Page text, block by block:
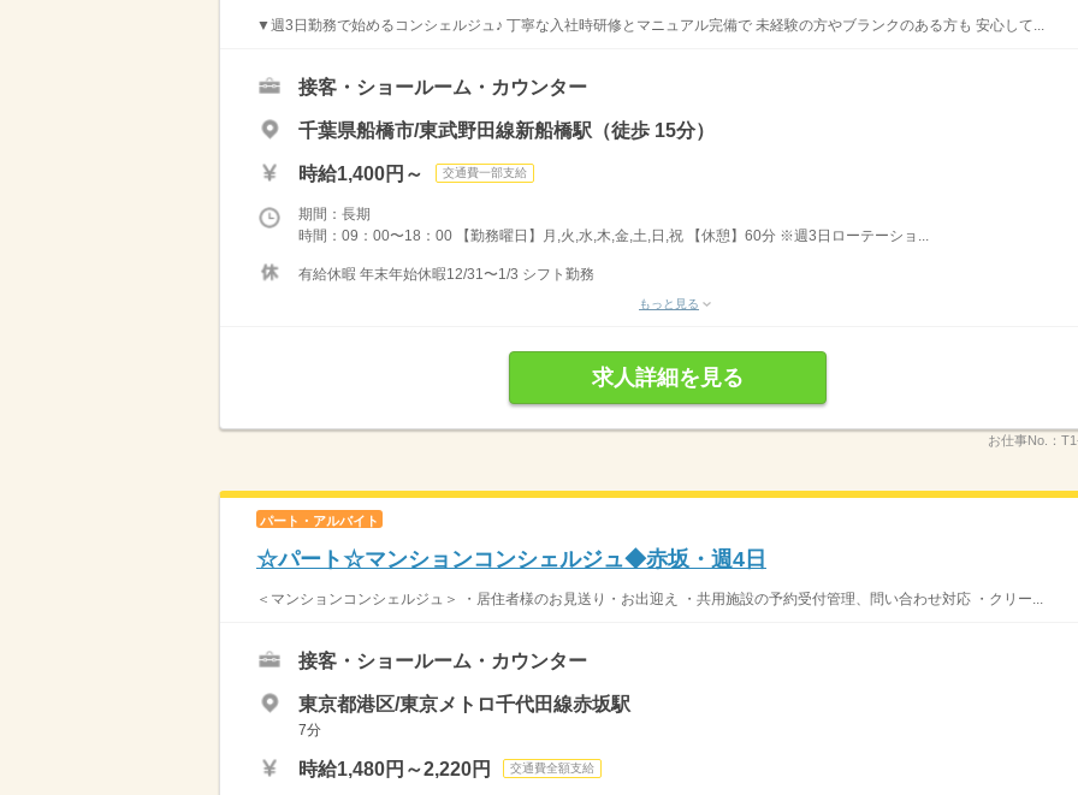
▼週3日勤務で始めるコンシェルジュ♪ 丁寧な入社時研修とマニュアル完備で 未経験の方やブランクのある方も 安心して...
接客・ショールーム・カウンター
千葉県船橋市/東武野田線新船橋駅（徒歩 15分）
時給1,400円～ 交通費一部支給
期間：長期
時間：09：00〜18：00 【勤務曜日】月,火,水,木,金,土,日,祝 【休憩】60分 ※週3日ローテーショ...
有給休暇 年末年始休暇12/31〜1/3 シフト勤務
もっと見る
求人詳細を見る
お仕事No.：
パート・アルバイト
☆パート☆マンションコンシェルジュ◆赤坂・週4日
＜マンションコンシェルジュ＞ ・居住者様のお見送り・お出迎え ・共用施設の予約受付管理、問い合わせ対応 ・クリー...
接客・ショールーム・カウンター
東京都港区/東京メトロ千代田線赤坂駅
7分
時給1,480円～2,220円 交通費全額支給